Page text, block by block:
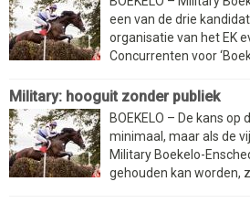
een van de drie
organisatie van het EK
Concurrenten voor
Military: hooguit zonder publiek
BOEKELO – De kans op
minimaal, maar als de
Military Boekelo-
gehouden kan worden,